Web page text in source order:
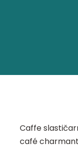
Caffe
café